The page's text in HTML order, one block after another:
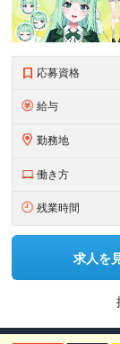
応募資格
給与
勤務地
働き方
残業時間
求人を